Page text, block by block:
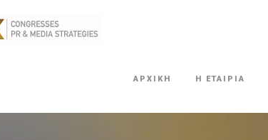
ΑΡΧΙΚΗ Η ΕΤΑΙΡΙΑ